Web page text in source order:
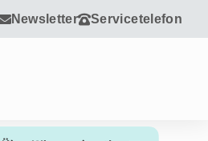
Newsletter Servicetelefon